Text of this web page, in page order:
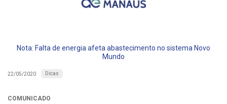
Nota: Falta de energia afeta abastecimento no sistema Novo
Mundo
22/05/2020 Dicas
COMUNICADO